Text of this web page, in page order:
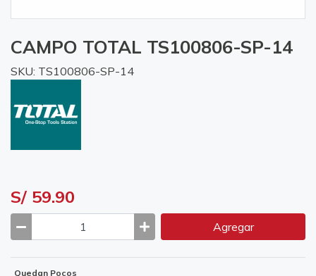
CAMPO TOTAL TS100806-SP-14
SKU: TS100806-SP-14
S/ 59.90
Agregar
Quedan Pocos